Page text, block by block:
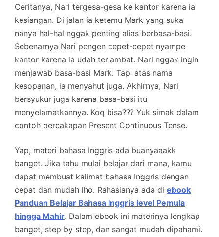
Ceritanya, Nari tergesa-gesa ke kantor karena ia
kesiangan. Di jalan ia ketemu Mark yang suka
nanya hal-hal nggak penting alias berbasa-basi.
Sebenarnya Nari pengen cepet-cepet nyampe
kantor karena ia udah terlambat. Nari nggak ingin
menjawab basa-basi Mark. Tapi atas nama
kesopanan, ia menyahut juga. Akhirnya, Nari
bersyukur juga karena basa-basi itu
menyelamatkannya. Koq bisa??? Yuk simak dalam
contoh percakapan Present Continuous Tense.
Yap, materi bahasa Inggris ada buanyaaakk
banget. Jika tahu mulai belajar dari mana, kamu
dapat membuat kalimat bahasa Inggris dengan
cepat dan mudah lho. Rahasianya ada di ebook
Panduan Belajar Bahasa Inggris level Pemula
hingga Mahir. Dalam ebook ini materinya lengkap
banget, step by step, dan sangat mudah dipahami.